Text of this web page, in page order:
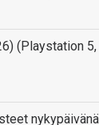
(Playstation